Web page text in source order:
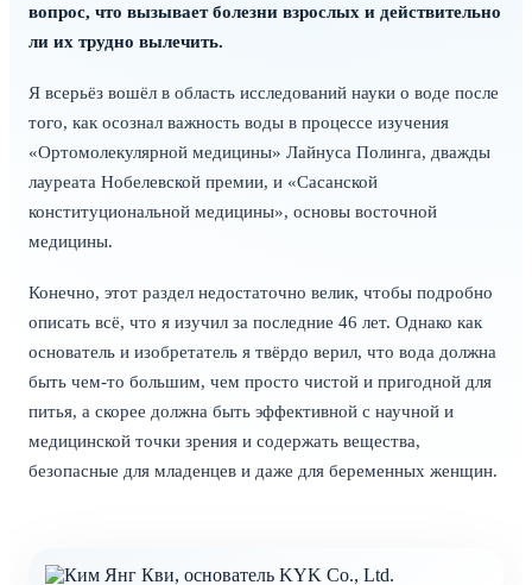
вопрос, что вызывает болезни взрослых и действительно
ли их трудно вылечить.
Я всерьёз вошёл в область исследований науки о воде после
того, как осознал важность воды в процессе изучения
«Ортомолекулярной медицины» Лайнуса Полинга, дважды
лауреата Нобелевской премии, и «Сасанской
конституциональной медицины», основы восточной
медицины.
Конечно, этот раздел недостаточно велик, чтобы подробно
описать всё, что я изучил за последние 46 лет. Однако как
основатель и изобретатель я твёрдо верил, что вода должна
быть чем-то большим, чем просто чистой и пригодной для
питья, а скорее должна быть эффективной с научной и
медицинской точки зрения и содержать вещества,
безопасные для младенцев и даже для беременных женщин.